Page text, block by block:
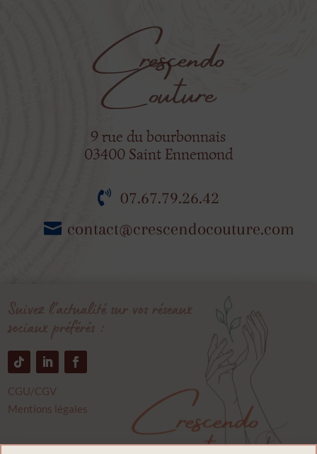
Crescendo
Couture
9 rue du bourbonnais
03400 Saint Ennemond
07.67.79.26.42
contact@crescendocouture.com
Suivez l’actualité sur vos réseaux
sociaux préférés :
CGU/CGV
Mentions légales